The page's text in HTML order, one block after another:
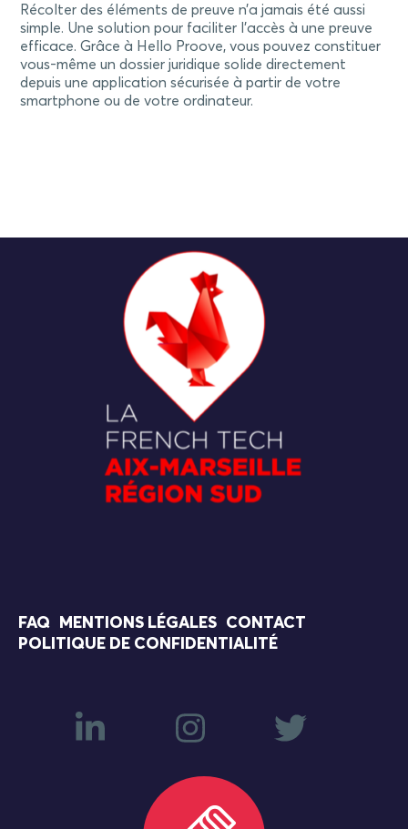
Récolter des éléments de preuve n’a jamais été aussi
simple. Une solution pour faciliter l'accès à une preuve
efficace. Grâce à Hello Proove, vous pouvez constituer
vous-même un dossier juridique solide directement
depuis une application sécurisée à partir de votre
smartphone ou de votre ordinateur.
FAQ MENTIONS LÉGALES
CONTACT
POLITIQUE DE CONFIDENTIALITÉ